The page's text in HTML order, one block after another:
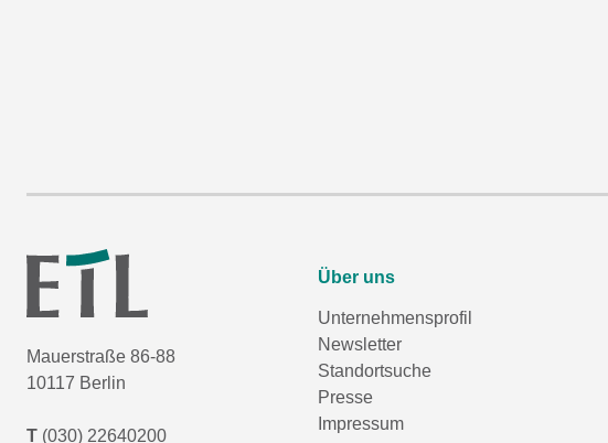
Mauerstraße 86-88
10117 Berlin
T (030) 22640200
Über uns
Unternehmensprofil
Newsletter
Standortsuche
Presse
Impressum